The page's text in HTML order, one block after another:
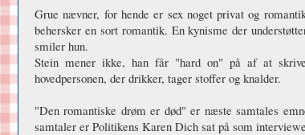
Grue nævner, for hende er sex noget privat og
behersker en sort romantik. En kynisme der
smiler hun.
Stein mener ikke, han får "hard on" på af at
hovedpersonen, der drikker, tager stoffer og knalder.
"Den romantiske drøm er død" er næste samtales
samtaler er Politikens Karen Dich sat på som